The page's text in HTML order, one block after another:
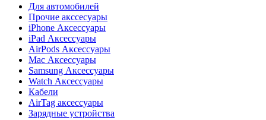
Для автомобилей
Прочие акссесуары
iPhone Аксессуары
iPad Аксессуары
AirPods Аксессуары
Mac Аксессуары
Samsung Аксессуары
Watch Аксессуары
Кабели
AirTag аксессуары
Зарядные устройства